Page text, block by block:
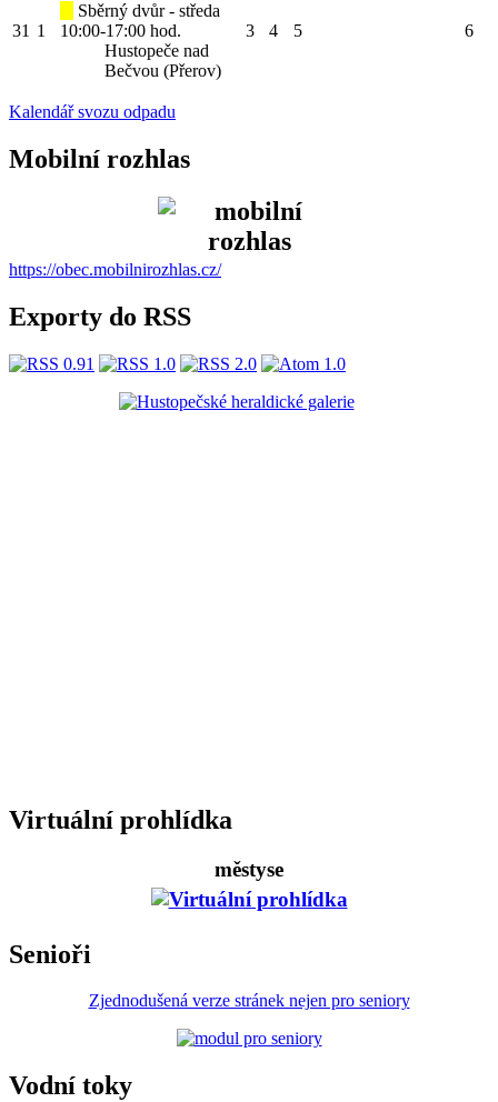
31 1
Sběrný dvůr - středa
10:00-17:00 hod.
Hustopeče nad
Bečvou (Přerov)
3 4 5 6
Kalendář svozu odpadu
Mobilní rozhlas
https://obec.mobilnirozhlas.cz/
Exporty do RSS
Virtuální prohlídka
městyse
Senioři
Zjednodušená verze stránek nejen pro seniory
Vodní toky